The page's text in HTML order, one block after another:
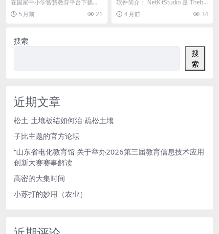
在国家中小学智慧教育平台下载电
子教材，支持多学科电子课本的下
载，目前还支持课程教...
5 月前 21
软件简介： NetKitStudio 是 Thebz
k 大佬开发的一款网络检测小...
4 月前 34
搜索
搜
索
近期文章
松土-土壤板结如何治-疏松土壤
子比主题的官方论坛
“山东省电化教育馆 关于举办2026第三届教育信息技术应用
创新大赛赛事解读
高密的大集时间
小苏打的妙用（农业）